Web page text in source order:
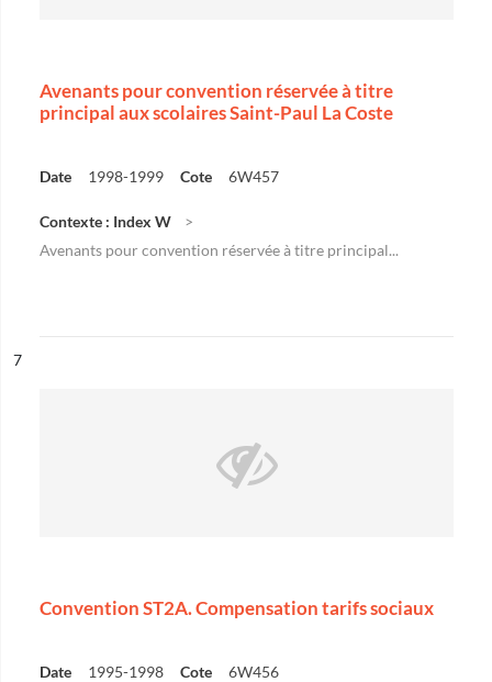
Avenants pour convention réservée à titre
principal aux scolaires Saint-Paul La Coste
Date 1998-1999 Cote 6W457
Contexte : Index W
Avenants pour convention réservée à titre principal...
n°
7
Convention ST2A. Compensation tarifs sociaux
Date 1995-1998 Cote 6W456